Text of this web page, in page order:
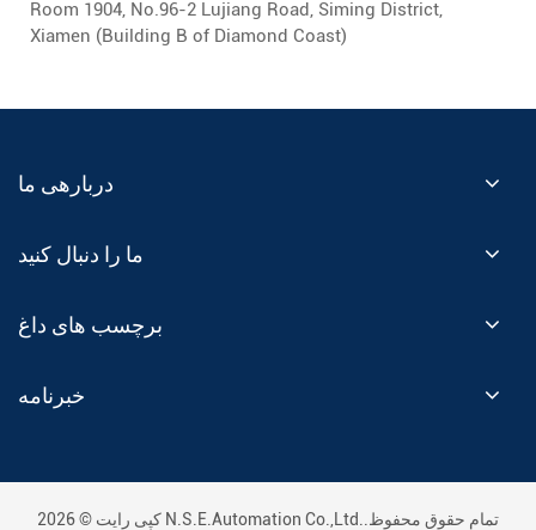
Room 1904, No.96-2 Lujiang Road, Siming District,
Xiamen (Building B of Diamond Coast)
دربارهی ما
ما را دنبال کنید
برچسب های داغ
خبرنامه
کپی رایت © 2026 N.S.E.Automation Co.,Ltd..تمام حقوق محفوظ